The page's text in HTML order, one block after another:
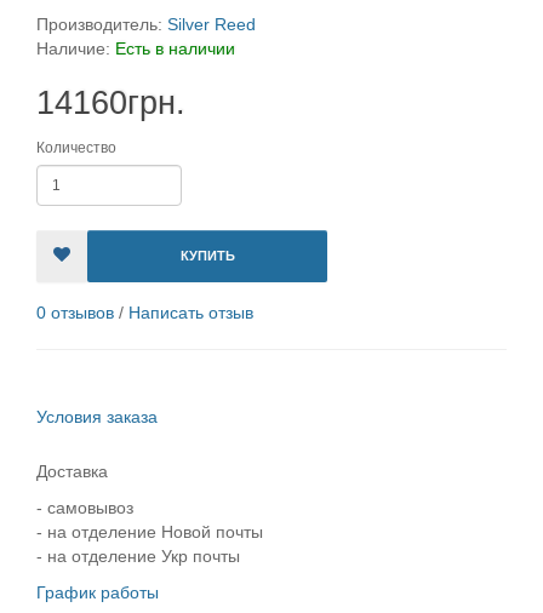
Производитель: Silver Reed
Наличие: Есть в наличии
14160грн.
Количество
КУПИТЬ
0 отзывов / Написать отзыв
Условия заказа
Доставка
- самовывоз
- на отделение Новой почты
- на отделение Укр почты
График работы